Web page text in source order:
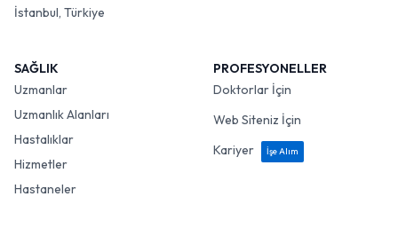
İstanbul, Türkiye
SAĞLIK
Uzmanlar
Uzmanlık Alanları
Hastalıklar
Hizmetler
Hastaneler
PROFESYONELLER
Doktorlar İçin
Web Siteniz İçin
Kariyer
İşe Alım